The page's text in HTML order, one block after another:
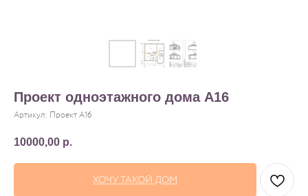
Проект одноэтажного дома A16
Артикул: Проект A16
10000,00 р.
ХОЧУ ТАКОЙ ДОМ